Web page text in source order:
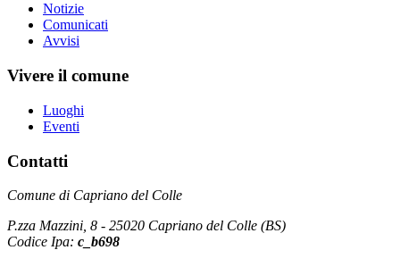
Notizie
Comunicati
Avvisi
Vivere il comune
Luoghi
Eventi
Contatti
Comune di Capriano del Colle
P.zza Mazzini, 8 - 25020 Capriano del Colle (BS)
Codice Ipa: c_b698